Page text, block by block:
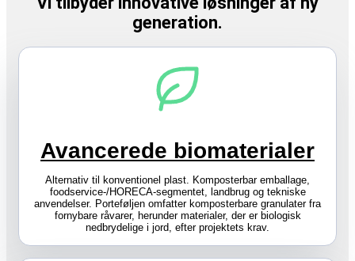
generation.
Avancerede biomaterialer
Alternativ til konventionel plast. Komposterbar emballage,
foodservice-/HORECA-segmentet, landbrug og tekniske
anvendelser. Porteføljen omfatter komposterbare granulater fra
fornybare råvarer, herunder materialer, der er biologisk
nedbrydelige i jord, efter projektets krav.